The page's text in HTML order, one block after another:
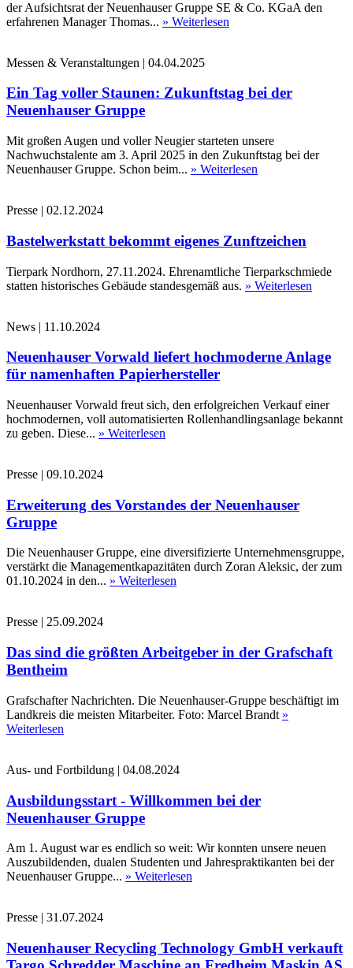
der Aufsichtsrat der Neuenhauser Gruppe SE & Co. KGaA den
erfahrenen Manager Thomas... » Weiterlesen
Messen & Veranstaltungen | 04.04.2025
Ein Tag voller Staunen: Zukunftstag bei der
Neuenhauser Gruppe
Mit großen Augen und voller Neugier starteten unsere
Nachwuchstalente am 3. April 2025 in den Zukunftstag bei der
Neuenhauser Gruppe. Schon beim... » Weiterlesen
Presse | 02.12.2024
Bastelwerkstatt bekommt eigenes Zunftzeichen
Tierpark Nordhorn, 27.11.2024. Ehrenamtliche Tierparkschmiede
statten historisches Gebäude standesgemäß aus. » Weiterlesen
News | 11.10.2024
Neuenhauser Vorwald liefert hochmoderne Anlage
für namenhaften Papierhersteller
Neuenhauser Vorwald freut sich, den erfolgreichen Verkauf einer
hochmodernen, voll automatisierten Rollenhandlingsanlage bekannt
zu geben. Diese... » Weiterlesen
Presse | 09.10.2024
Erweiterung des Vorstandes der Neuenhauser
Gruppe
Die Neuenhauser Gruppe, eine diversifizierte Unternehmensgruppe,
verstärkt die Managementkapazitäten durch Zoran Aleksic, der zum
01.10.2024 in den... » Weiterlesen
Presse | 25.09.2024
Das sind die größten Arbeitgeber in der Grafschaft
Bentheim
Grafschafter Nachrichten. Die Neuenhauser-Gruppe beschäftigt im
Landkreis die meisten Mitarbeiter. Foto: Marcel Brandt »
Weiterlesen
Aus- und Fortbildung | 04.08.2024
Ausbildungsstart - Willkommen bei der
Neuenhauser Gruppe
Am 1. August war es endlich so weit: Wir konnten unsere neuen
Auszubildenden, dualen Studenten und Jahrespraktikanten bei der
Neuenhauser Gruppe... » Weiterlesen
Presse | 31.07.2024
Neuenhauser Recycling Technology GmbH verkauft